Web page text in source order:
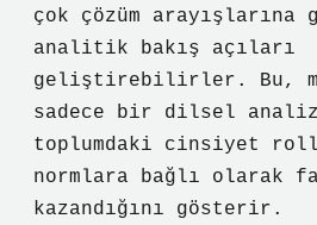
çok çözüm
analitik bakış açıları
geliştirebilirler. Bu,
sadece bir dilsel
toplumdaki cinsiyet
normlara bağlı olarak
kazandığını gösterir.